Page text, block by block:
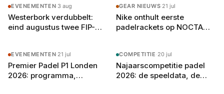
EVENEMENTEN·3 aug
Westerbork verdubbelt:
eind augustus twee FIP-
GEAR NIEUWS·21 jul
Nike onthult eerste
padelrackets op NOCTA
EVENEMENTEN·21 jul
Premier Padel P1 Londen
2026: programma,
COMPETITIE ·20 jul
Najaarscompetitie padel
2026: de speeldata, de